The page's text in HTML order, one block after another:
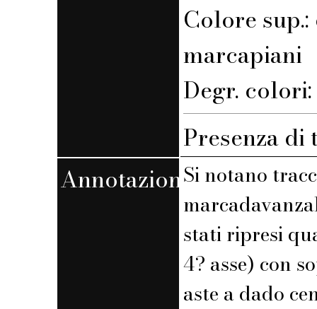
Colore
marcapiani
Degr.
Presenza
AnnotazioniSi notano
stati ripresi
4? asse) con
aste a dado